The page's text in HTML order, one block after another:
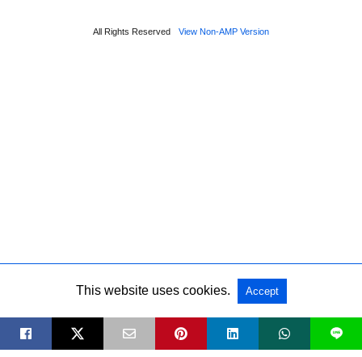
All Rights Reserved View Non-AMP Version
L
This website uses cookies. Accept